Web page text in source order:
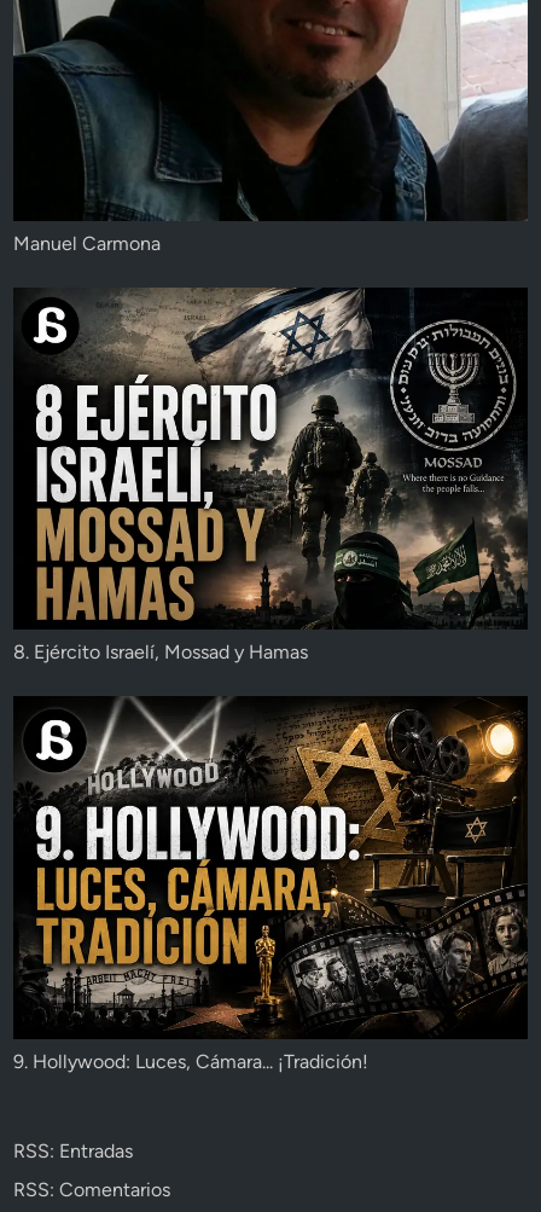
Manuel Carmona
8. Ejército Israelí, Mossad y Hamas
9. Hollywood: Luces, Cámara... ¡Tradición!
RSS: Entradas
RSS: Comentarios